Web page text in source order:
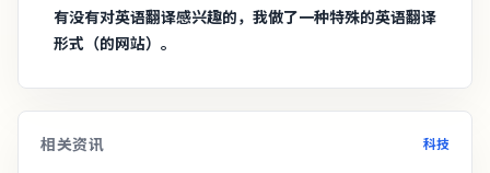
有没有对英语翻译感兴趣的，我做了一种特殊的英语翻译
形式（的网站）。
相关资讯 科技